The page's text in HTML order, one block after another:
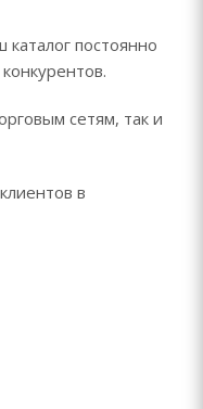
постоянно
сетям, так и
в